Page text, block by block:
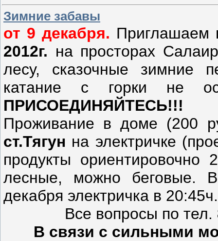
Зимние забавы
от 9 декабря. Приглашаем
2012г. на просторах
лесу, сказочные зимние
катание с горки не
ПРИСОЕДИНЯЙТЕСЬ!!!
Проживание в доме (200
ст.Тягун на электричке
продукты ориентировочно
лесные, можно беговые.
декабря электричка в 20:45ч.
Все вопросы по тел.
В связи с сильными